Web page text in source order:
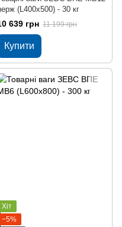
(L400x500) - 30 кг
639 грн 11 199 грн
Купити
Хіт
−5%